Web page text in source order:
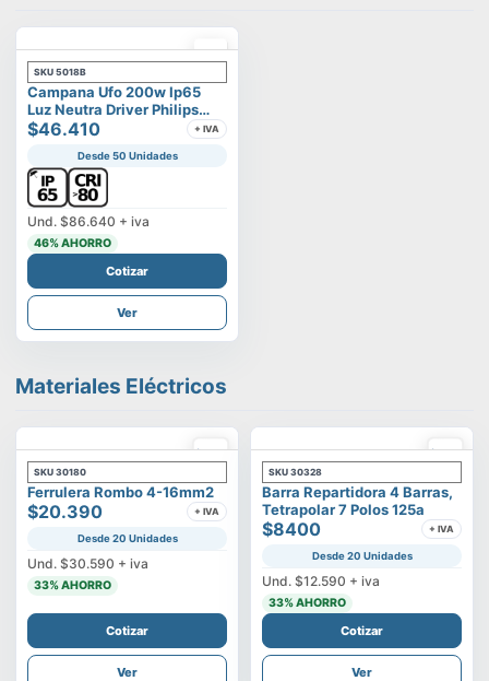
SKU 5018B
Campana Ufo 200w Ip65
Luz Neutra Driver Philips
Modelo Eltanin
$46.410 + IVA
Desde 50 Unidades
Und. $86.640 + iva
46% AHORRO
Cotizar
Ver
Materiales Eléctricos
SKU 30180
Ferrulera Rombo 4-16mm2
$20.390 + IVA
Desde 20 Unidades
Und. $30.590 + iva
33% AHORRO
Cotizar
Ver
SKU 30328
Barra Repartidora 4 Barras,
Tetrapolar 7 Polos 125a
$8400 + IVA
Desde 20 Unidades
Und. $12.590 + iva
33% AHORRO
Cotizar
Ver